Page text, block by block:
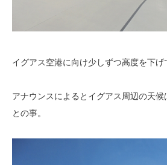
イグアス空港に向け少しずつ高度を下げ
アナウンスによるとイグアス周辺の天
との事。